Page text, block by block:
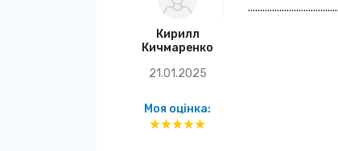
Кирилл
Кичмаренко
21.01.2025
Моя оцінка: